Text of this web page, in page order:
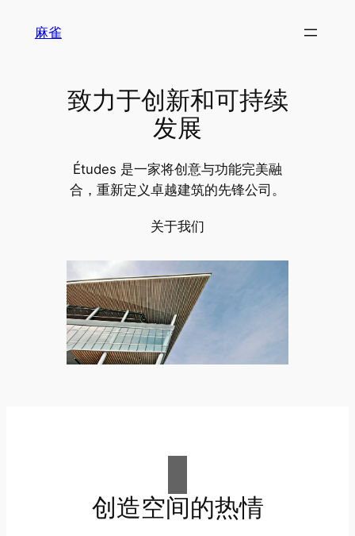
麻雀
致力于创新和可持续
发展
Études 是一家将创意与功能完美融
合，重新定义卓越建筑的先锋公司。
关于我们
创造空间的热情